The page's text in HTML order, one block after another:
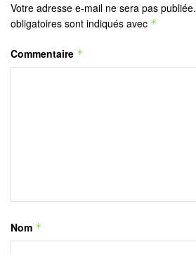
Votre adresse e-mail ne sera pas publiée.
obligatoires sont indiqués avec *
Commentaire *
Nom *